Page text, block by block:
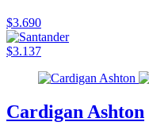
$3.690
$3.137
Cardigan Ashton